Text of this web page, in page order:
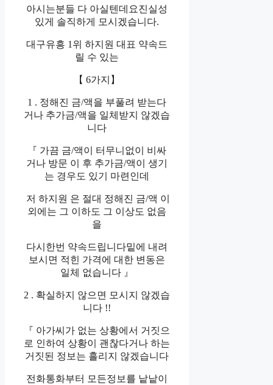
아시는분들 다 아실텐데요진실성
있게 솔직하게 모시겠습니다.
대구유흥 1위 하지원 대표 약속드
릴 수 있는
【 6가지】
1 . 정해진 금/액을 부풀려 받는다
거나 추가금/액을 일체받지 않겠습
니다
『 가끔 금/액이 터무니없이 비싸
거나 방문 이 후 추가금/액이 생기
는 경우도 있기 마련인데
저 하지원 은 절대 정해진 금/액 이
외에는 그 이하도 그 이상도 없음
을
다시한번 약속드립니다밑에 내려
보시면 적힌 가격에 대한 변동은
일체 없습니다 』
2 . 확실하지 않으면 모시지 않겠습
니다 !!
『 아가씨가 없는 상황에서 거짓으
로 인하여 상황이 괜찮다거나 하는
거짓된 정보는 흘리지 않겠습니다
전화통화부터 모든정보를 낱낱이